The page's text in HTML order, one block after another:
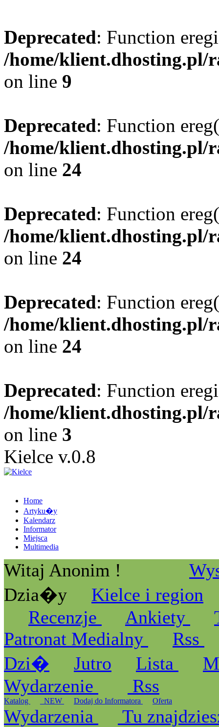
Deprecated: Function
/home/klient.dhosting.pl/
on line 9
Deprecated: Function
/home/klient.dhosting.pl/
on line 24
Deprecated: Function
/home/klient.dhosting.pl/
on line 24
Deprecated: Function
/home/klient.dhosting.pl/
on line 24
Deprecated: Function
/home/klient.dhosting.pl/
on line 3
Kielce v.0.8
Home
Artyku�y
Kalendarz
Informator
Miejsca
Multimedia
Witaj Anonim !
Dzia�y
Kielce i region
Recenzje
Ankiety
Patronat Medialny
Rss
Dzi�
Jutro Lista
Wydarzenie
Rss
Katalog _NEW Dodaj do Informatora Oferta
Wydarzenia
Tu